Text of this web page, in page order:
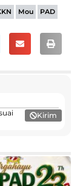
Mou PAD
Kirim